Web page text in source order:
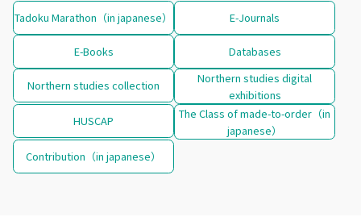
Tadoku Marathon（in japanese） E-Journals
E-Books Databases
Northern studies collection
Northern studies digital
exhibitions
HUSCAP
The Class of made-to-order（in
japanese）
Contribution（in japanese）